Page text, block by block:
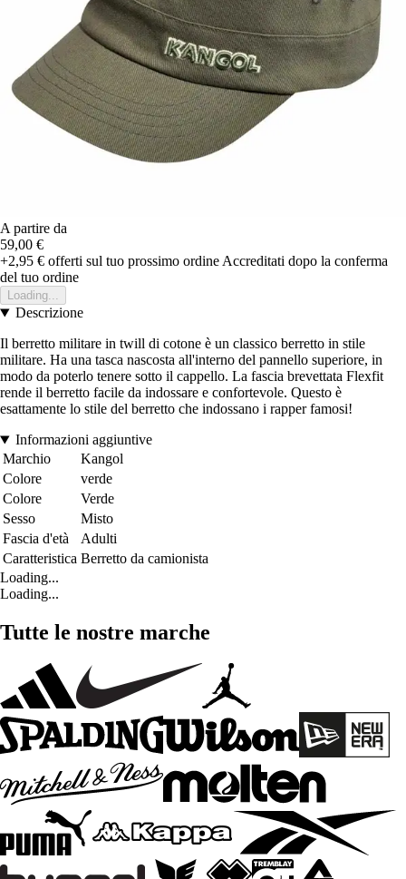
A partire da
59,00 €
+2,95 € offerti sul tuo prossimo ordine Accreditati dopo la conferma
del tuo ordine
Loading...
Descrizione
Il berretto militare in twill di cotone è un classico berretto in stile
militare. Ha una tasca nascosta all'interno del pannello superiore, in
modo da poterlo tenere sotto il cappello. La fascia brevettata Flexfit
rende il berretto facile da indossare e confortevole. Questo è
esattamente lo stile del berretto che indossano i rapper famosi!
Informazioni aggiuntive
Marchio
Kangol
Colore
verde
Colore
Verde
Sesso
Misto
Fascia d'età
Adulti
Caratteristica Berretto da camionista
Loading...
Loading...
Tutte le nostre marche